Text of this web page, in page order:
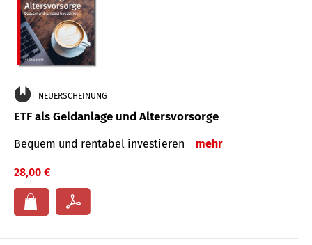
NEUERSCHEINUNG
ETF als Geldanlage und Altersvorsorge
Bequem und rentabel investieren mehr
28,00 €